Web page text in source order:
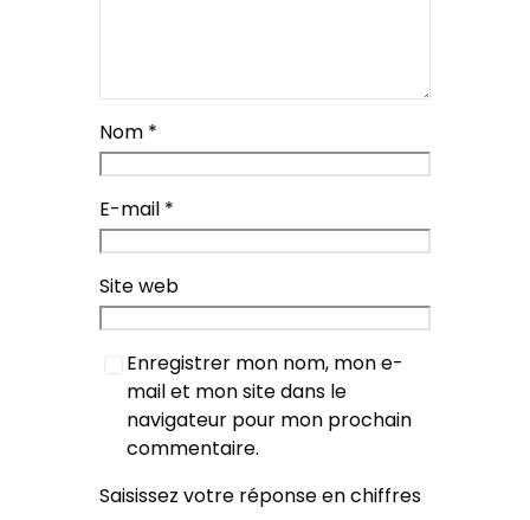
Nom *
E-mail *
Site web
Enregistrer mon nom, mon e-
mail et mon site dans le
navigateur pour mon prochain
commentaire.
Saisissez votre réponse en chiffres